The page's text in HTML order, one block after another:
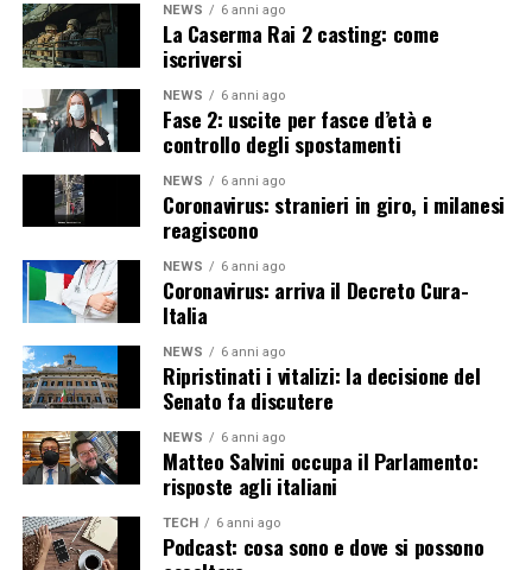
NEWS 6 anni ago
La Caserma Rai 2 casting: come
iscriversi
NEWS 6 anni ago
Fase 2: uscite per fasce d’età e
controllo degli spostamenti
NEWS 6 anni ago
Coronavirus: stranieri in giro, i milanesi
reagiscono
NEWS 6 anni ago
Coronavirus: arriva il Decreto Cura-
Italia
NEWS 6 anni ago
Ripristinati i vitalizi: la decisione del
Senato fa discutere
NEWS 6 anni ago
Matteo Salvini occupa il Parlamento:
risposte agli italiani
TECH 6 anni ago
Podcast: cosa sono e dove si possono